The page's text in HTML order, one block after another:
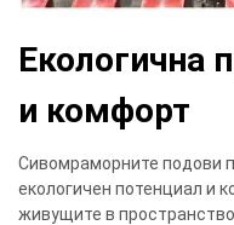
Екологична
и комфорт
Сивомраморните подови
екологичен потенциал и
живущите в